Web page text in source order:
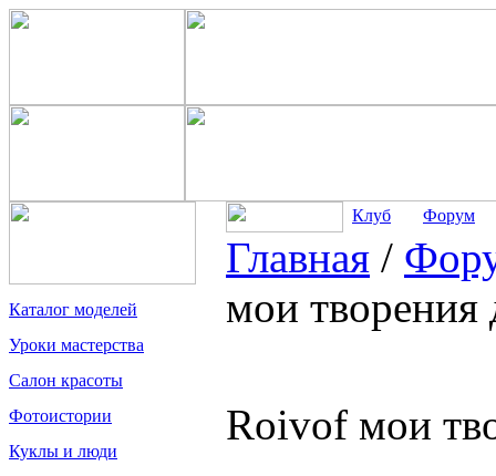
Каталог моделей
Уроки мастерства
Салон красоты
Фотоистории
Куклы и люди
Клуб Форум
Главная /
мои творения
Roivof мои